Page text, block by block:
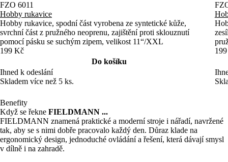
FZO 6011
Hobby rukavice
Hobby rukavice, spodní část vyrobena ze syntetické kůže,
svrchní část z pružného neoprenu, zajištění proti sklouznutí
pomocí pásku se suchým zipem, velikost 11“/XXL
199 Kč
Do košíku
Ihned k odeslání
Skladem více než 5 ks.
Benefity
Když se řekne FIELDMANN ...
FIELDMANN znamená praktické a moderní stroje i nářadí, navržené
tak, aby se s nimi dobře pracovalo každý den. Důraz klade na
ergonomický design, jednoduché ovládání a řešení, která dávají smysl
v dílně i na zahradě.